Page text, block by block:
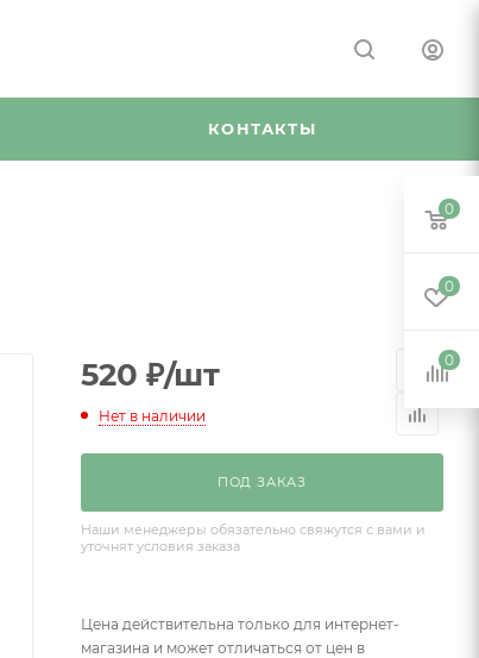
КОНТАКТЫ
520 ₽/шт
Нет в наличии
ПОД ЗАКАЗ
Наши менеджеры обязательно свяжутся с вами и
уточнят условия заказа
Цена действительна только для интернет-
магазина и может отличаться от цен в
0
0
0